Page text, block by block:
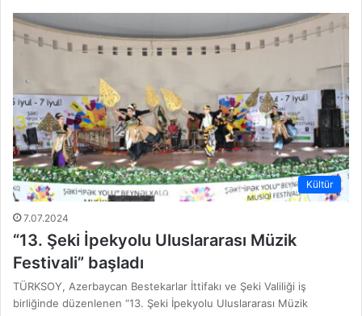
Kültür
7.07.2024
“13. Şeki İpekyolu Uluslararası Müzik
Festivali” başladı
TÜRKSOY, Azerbaycan Bestekarlar İttifakı ve Şeki Valiliği iş
birliğinde düzenlenen “13. Şeki İpekyolu Uluslararası Müzik